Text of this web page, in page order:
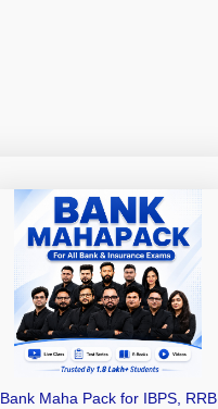
Bank Maha Pack for IBPS, RRB